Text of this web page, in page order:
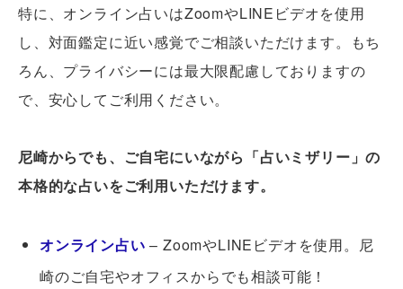
特に、オンライン占いはZoomやLINEビデオを使用
し、対面鑑定に近い感覚でご相談いただけます。もち
ろん、プライバシーには最大限配慮しておりますの
で、安心してご利用ください。
尼崎からでも、ご自宅にいながら「占いミザリー」の
本格的な占いをご利用いただけます。
オンライン占い – ZoomやLINEビデオを使用。尼
崎のご自宅やオフィスからでも相談可能！